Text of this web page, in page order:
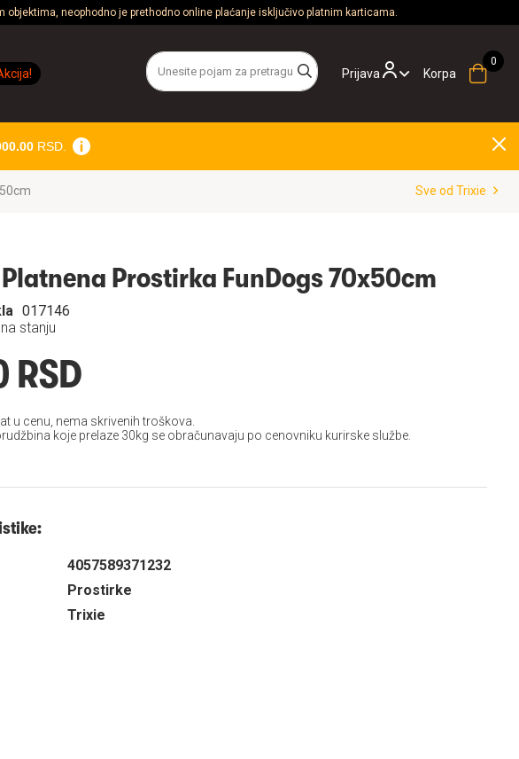
neophodno je prethodno online plaćanje isključivo platnim karticama.
Prijava Korpa
RSD.
Sve od Trixie
Prostirka FunDogs 70x50cm
stanju
017146
RSD
u cenu, nema skrivenih troškova.
koje prelaze 30kg se obračunavaju po cenovniku kurirske službe.
4057589371232
Prostirke
Trixie